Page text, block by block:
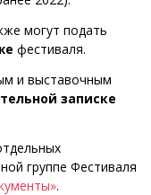
могут подать
фестиваля.
и выставочным
записке
группе Фестиваля
.